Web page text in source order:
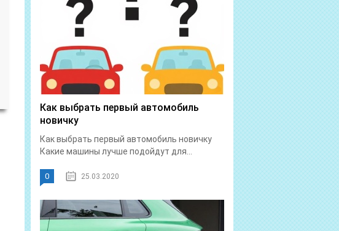
Как выбрать первый автомобиль
новичку
Как выбрать первый автомобиль новичку
Какие машины лучше подойдут для...
0 25.03.2020